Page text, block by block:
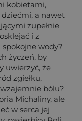
kobietami,
a nawet
zupełnie
i z
spokojne wody?
życzeń, by
uwierzyć, że
zgiełku,
bólu?
Michaliny, ale
w serca jej